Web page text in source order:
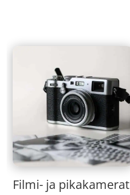
Filmi- ja pikakamerat